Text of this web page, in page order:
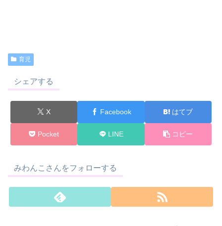
育児
シェアする
X Facebook はてブ
Pocket LINE コピー
みわんこさんをフォローする